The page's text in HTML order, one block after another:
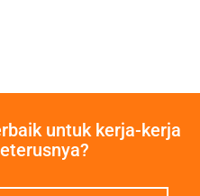
untuk kerja-kerja